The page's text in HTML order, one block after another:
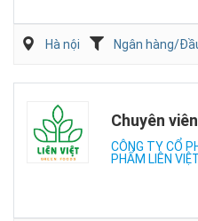
Hà nội Ngân hàng/
Chuyên
CÔNG TY CỔ
PHẨM LIÊN